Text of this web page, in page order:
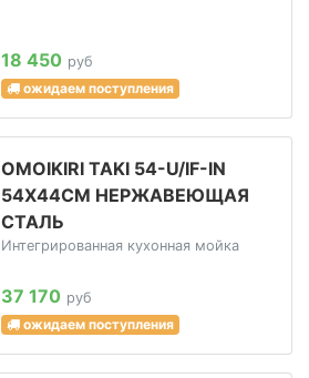
18 450 руб
ожидаем поступления
OMOIKIRI TAKI 54-U/IF-IN
54Х44СМ НЕРЖАВЕЮЩАЯ
СТАЛЬ
Интегрированная кухонная мойка
37 170 руб
ожидаем поступления